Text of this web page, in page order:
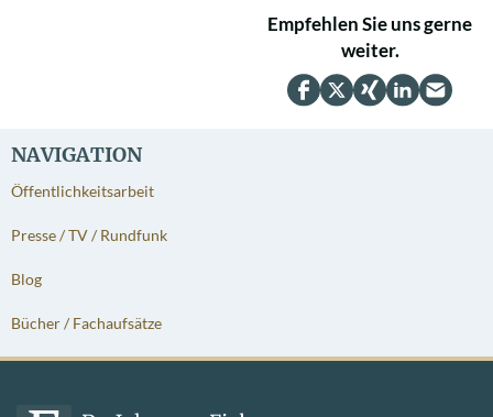
NAVIGATION
Öffentlichkeitsarbeit
Presse / TV / Rundfunk
Blog
Bücher / Fachaufsätze
Empfehlen Sie uns gerne
weiter.